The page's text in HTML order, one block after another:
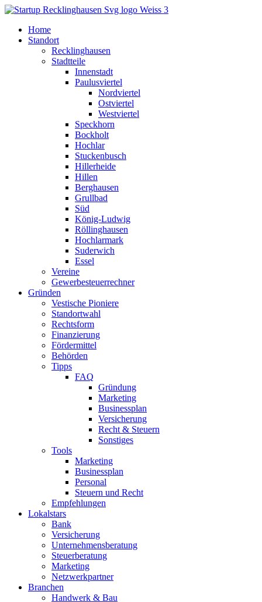
Home
Standort
Recklinghausen
Stadtteile
Innenstadt
Paulusviertel
Nordviertel
Ostviertel
Westviertel
Speckhorn
Bockholt
Hochlar
Stuckenbusch
Hillerheide
Hillen
Berghausen
Grullbad
Süd
König-Ludwig
Röllinghausen
Hochlarmark
Suderwich
Essel
Vereine
Gewerbesteuerrechner
Gründen
Vestische Pioniere
Standortwahl
Rechtsform
Finanzierung
Fördermittel
Behörden
Tipps
FAQ
Gründung
Marketing
Businessplan​
Versicherung
Recht & Steuern
Sonstiges
Tools
Marketing
Businessplan
Personal
Steuern und Recht
Empfehlungen
Lokalstars
Bank
Versicherung
Unternehmensberatung
Steuerberatung
Marketing
Netzwerkpartner
Branchen
Handwerk & Bau